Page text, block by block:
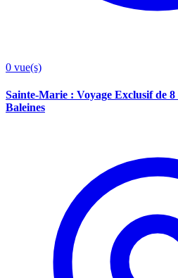
0 vue(s)
Sainte-Marie : Voyage Exclusif de
Baleines